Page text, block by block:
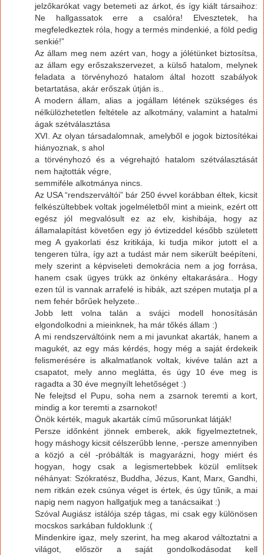
jelzőkarókat vagy betemeti az árkot, és így kiált társaihoz:
Ne hallgassatok erre a csalóra! Elvesztetek, ha
megfeledkeztek róla, hogy a termés mindenkié, a föld pedig
senkié!”
Az állam meg nem azért van, hogy a jólétünket biztosítsa,
az állam egy erőszakszervezet, a külső hatalom, melynek
feladata a törvényhozó hatalom által hozott szabályok
betartatása, akár erőszak útján is..
A modern állam, alias a jogállam létének szükséges és
nélkülözhetetlen feltétele az alkotmány, valamint a hatalmi
ágak szétválasztása
XVI. Az olyan társadalomnak, amelyből e jogok biztosítékai
hiányoznak, s ahol
a törvényhozó és a végrehajtó hatalom szétválasztását
nem hajtották végre,
semmiféle alkotmánya nincs.
Az USA “rendszerváltói” bár 250 évvel korábban éltek, kicsit
felkészültebbek voltak jogelméletből mint a mieink, ezért ott
egész jól megvalósult ez az elv, kishibája, hogy az
államalapítást követően egy jó évtizeddel később született
meg A gyakorlati ész kritikája, ki tudja mikor jutott el a
tengeren túlra, így azt a tudást már nem sikerült beépíteni,
mely szerint a képviseleti demokrácia nem a jog forrása,
hanem csak ügyes trükk az önkény eltakarására.. Hogy
ezen túl is vannak arrafelé is hibák, azt szépen mutatja pl a
nem fehér bőrűek helyzete..
Jobb lett volna talán a svájci modell honosításán
elgondolkodni a mieinknek, ha már tőkés állam :)
A mi rendszerváltóink nem a mi javunkat akarták, hanem a
magukét, az egy más kérdés, hogy még a saját érdekeik
felismerésére is alkalmatlanok voltak, kivéve talán azt a
csapatot, mely anno meglátta, és úgy 10 éve meg is
ragadta a 30 éve megnyílt lehetőséget :)
Ne felejtsd el Pupu, soha nem a zsarnok teremti a kort,
mindig a kor teremti a zsarnokot!
Önök kérték, maguk akarták című műsorunkat látják!
Persze időnként jönnek emberek, akik figyelmeztetnek,
hogy máshogy kicsit célszerűbb lenne, -persze amennyiben
a közjó a cél -próbálták is magyarázni, hogy miért és
hogyan, hogy csak a legismertebbek közül említsek
néhányat: Szókratész, Buddha, Jézus, Kant, Marx, Gandhi,
nem ritkán ezek csúnya véget is értek, és úgy tűnik, a mai
napig nem nagyon hallgatjuk meg a tanácsaikat :)
Szóval Augiász istálója szép tágas, mi csak egy különösen
mocskos sarkában fuldoklunk :(
Mindenkire igaz, mely szerint, ha meg akarod változtatni a
világot, először a saját gondolkodásodat kell